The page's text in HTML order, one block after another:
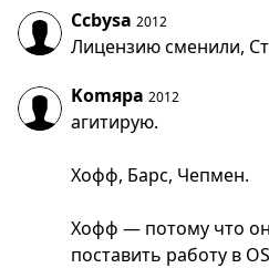
Ccbysa 2012
Лицензию сменили,
Komяpa 2012
агитирую.
Хофф, Барс, Чепмен.
Хофф — потому что
поставить работу в